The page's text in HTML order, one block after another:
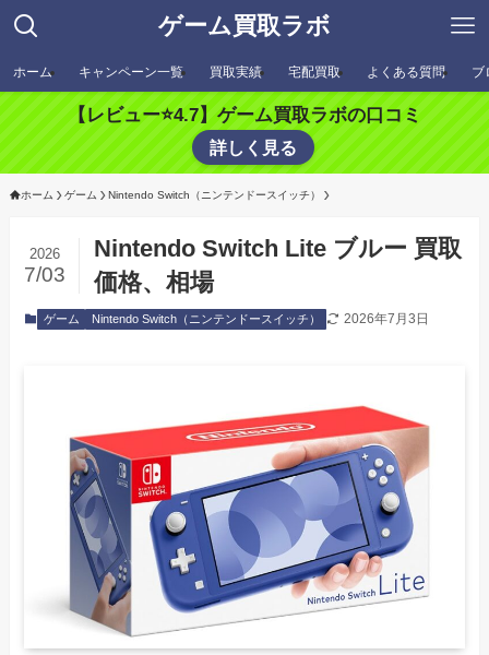
ゲーム買取ラボ
ホーム キャンペーン一覧 買取実績 宅配買取 よくある質問 ブ
【レビュー⭐️4.7】ゲーム買取ラボの口コミ
詳しく見る
ホーム ゲーム Nintendo Switch（ニンテンドースイッチ）
Nintendo Switch Lite ブルー 買取
価格、相場
2026
7/03
ゲーム Nintendo Switch（ニンテンドースイッチ） 2026年7月3日